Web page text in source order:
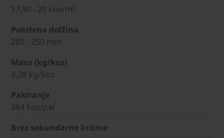
17,90 - 20 kos/m²
Pokrivna dolžina
280 - 250 mm
Masa (kg/kos)
3,28 kg/kos
Pakiranje
384 kos/pal
Brez sekundarne kritine